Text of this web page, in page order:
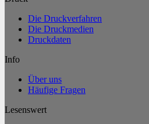
Die Druckverfahren
Die Druckmedien
Druckdaten
Info
Über uns
Häufige Fragen
Lesenswert